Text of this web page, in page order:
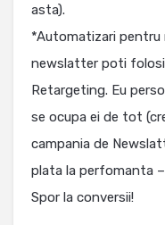
asta).
*Automatizari pentru
newslatter poti
Retargeting. Eu
se ocupa ei de tot
campania de
plata la perfomanta
Spor la conversii!